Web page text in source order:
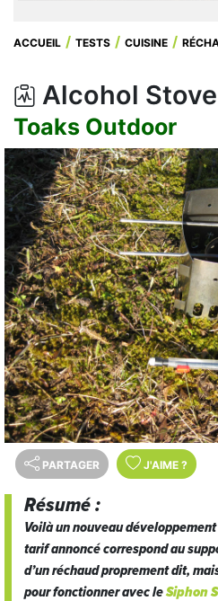
ACCUEIL TESTS CUISINE
Alcohol
Toaks Outdoor
PARTAGER J'AIME ?
Résumé :
Voilà un nouveau
tarif annoncé correspond au
d’un réchaud proprement dit,
pour fonctionner avec leSiphon